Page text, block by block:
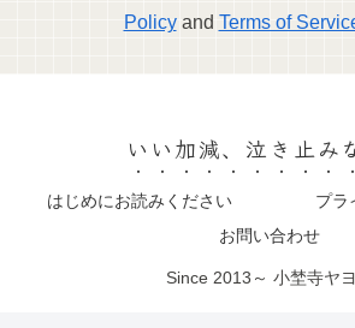
Policyand Terms of
いい加減、泣き止み
はじめにお読みください
プラ
お問い合わせ
Since 2013～ 小埜寺ヤ